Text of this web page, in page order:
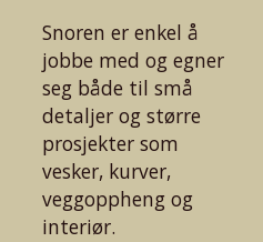
Snoren er enkel å
jobbe med og egner
seg både til små
detaljer og større
prosjekter som
vesker, kurver,
veggoppheng og
interiør.